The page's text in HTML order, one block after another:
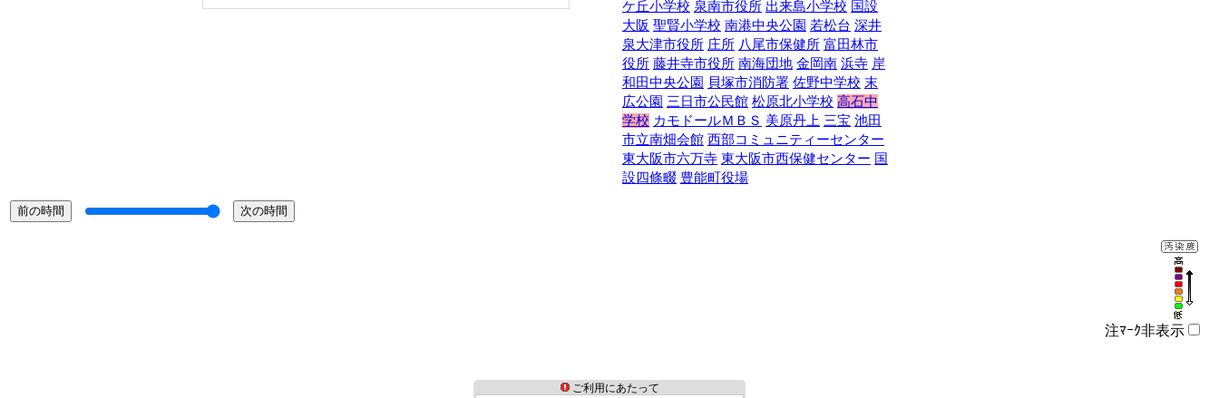
ケ丘小学校 泉南市役所 出来島小学校 国設
大阪 聖賢小学校 南港中央公園 若松台 深井
泉大津市役所 庄所 八尾市保健所 富田林市
役所 藤井寺市役所 南海団地 金岡南 浜寺 岸
和田中央公園
貝塚市消防署 佐野中学校 末
広公園 三日市公民館 松原北小学校 高石中
学校 カモドールＭＢＳ 美原丹上 三宝 池田
市立南畑会館 西部コミュニティーセンター
東大阪市六万寺 東大阪市西保健センター 国
設四條畷 豊能町役場
注ﾏｰｸ非表示
ご利用にあたって